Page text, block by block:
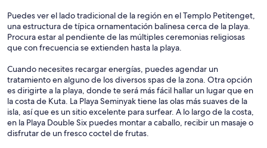
Puedes ver el lado tradicional de la región en el Templo Petitenget,
una estructura de típica ornamentación balinesa cerca de la playa.
Procura estar al pendiente de las múltiples ceremonias religiosas
que con frecuencia se extienden hasta la playa.
Cuando necesites recargar energías, puedes agendar un
tratamiento en alguno de los diversos spas de la zona. Otra opción
es dirigirte a la playa, donde te será más fácil hallar un lugar que en
la costa de Kuta. La Playa Seminyak tiene las olas más suaves de la
isla, así que es un sitio excelente para surfear. A lo largo de la costa,
en la Playa Double Six puedes montar a caballo, recibir un masaje o
disfrutar de un fresco coctel de frutas.